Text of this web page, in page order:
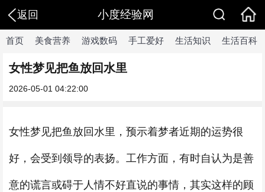
返回 小度经验网
首页 美食营养 游戏数码 手工爱好 生活知识 生活百科
女性梦见把鱼放回水里
2026-05-01 04:22:00
女性梦见把鱼放回水里，预示着梦者近期的运势很
好，会受到领导的表扬。工作方面，有时自认为是善
意的谎言或碍于人情不好直说的事情，其实这样的顾